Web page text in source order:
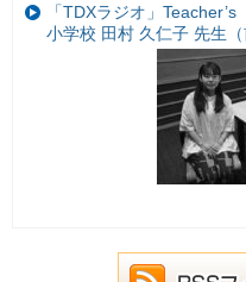
「TDXラジオ」
小学校 田村 久仁子 先生